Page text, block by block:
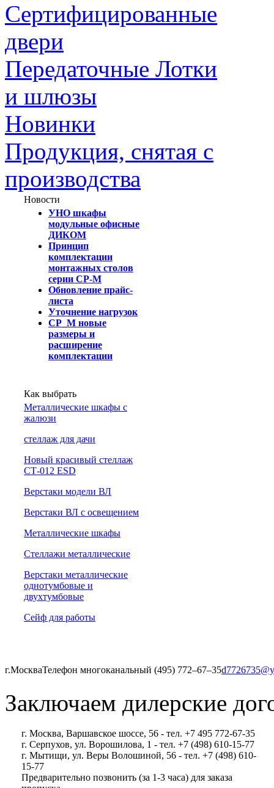
Сертифицированные
двери
Передаточные Лотки
и шлюзы
Новинки
Продукция, снятая с
производства
Новости
УНО шкафы
модульные офисные
ДИКОМ
Принцип
комплектации
монтажных столов
серии СР-М
Обновление прайс-
листа
Уточнение нагрузок
СР_М новые
размеры и
расширение
комплектации
Как выбрать
Металлические шкафы с
жалюзи
cтеллаж для дачи
Новый красивый стеллаж
СТ-012 ESD
Верстаки модели ВЛ
Верстаки ВЛ с освещением
Металлические шкафы
Стеллажи металлические
Верстаки металлические
однотумбовые и
двухтумбовые
Сейф для работы
г.МоскваТелефон многоканальный (495) 772‒67‒35
Заключаем дилерские
г. Москва, Варшавское шоссе, 56 - тел. +7 495 772-67-35
г. Серпухов, ул. Ворошилова, 1 - тел. +7 (498) 610-15-77
г. Мытищи, ул. Веры Волошиной, 56 - тел. +7 (498) 610-
15-77
Предварительно позвонить (за 1-3 часа) для заказа